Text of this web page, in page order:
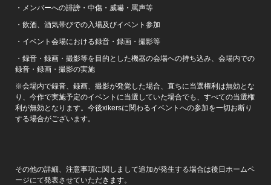
・メンバーへの誹謗・中傷・威嚇・罵声等
・飲酒、酒気帯びでの入場及びイベント参加
・イベント会場における録音・録画・撮影等
・録音・録画・撮影等を目的とした機器の会場への持ち込み、会場内での
録音・録画・撮影の実施
※会場内で録音、録画、撮影が発覚した場合、直ちに当選権利は無効とな
り、今作で実施予定のイベントに当選していた場合でも、すべての当選権
利が無効となります。今後xikersに関わるイベントへの参加を一切お断り
する場合がございます。
その他の詳細、注意事項に関しまして追加が発生する場合は後日ホームペ
ージにて発表させていただきます。